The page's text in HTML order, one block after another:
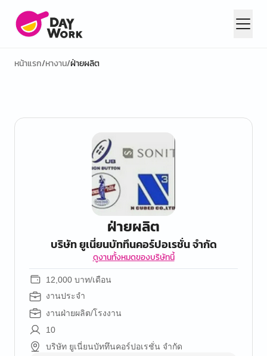
หน้าแรก/หางาน/ฝ่ายผลิต
ฝ่ายผลิต
บริษัท ยูเนี่ยนบัททึนคอร์ปอเรชั่น จำกัด
ดูงานทั้งหมดของบริษัทนี้
12,000 บาท/เดือน
งานประจำ
งานฝ่ายผลิต/โรงงาน
10
บริษัท ยูเนี่ยนบัททึนคอร์ปอเรชั่น จำกัด